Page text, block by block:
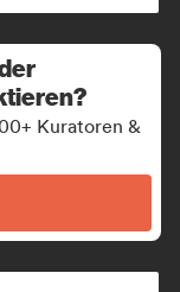
Kuratoren &